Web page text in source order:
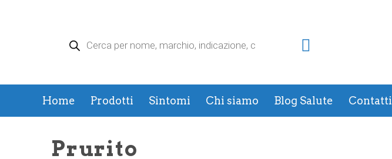
search
Home Prodotti Sintomi Chi siamo Blog Salute Contatti
Prurito